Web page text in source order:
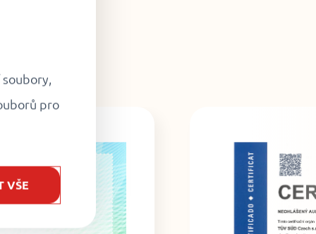
soubory,
pro
VŠE